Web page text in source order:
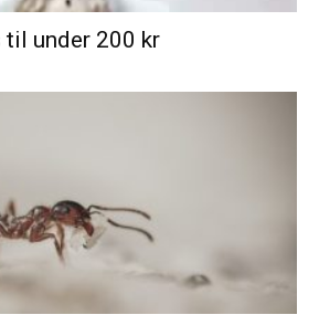
til under 200 kr